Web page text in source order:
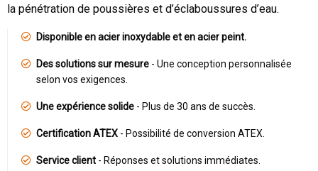
la pénétration de poussières et d’éclaboussures d’eau.
Disponible en acier inoxydable et en acier peint.
Des solutions sur mesure - Une conception personnalisée
selon vos exigences.
Une expérience solide - Plus de 30 ans de succès.
Certification ATEX - Possibilité de conversion ATEX.
Service client - Réponses et solutions immédiates.